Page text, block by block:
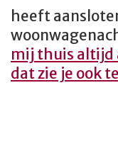
heeft
mij thuis altijd
dat zie je ook